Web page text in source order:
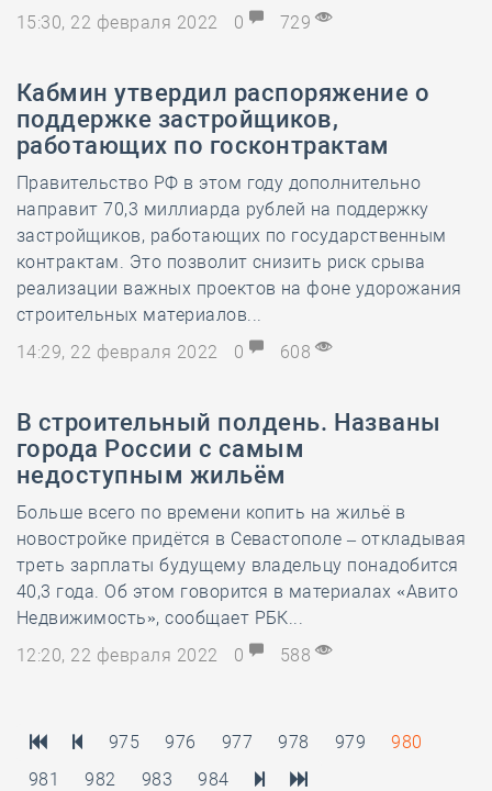
15:30, 22 февраля 2022
0 729
Кабмин утвердил распоряжение о
поддержке застройщиков,
работающих по госконтрактам
Правительство РФ в этом году дополнительно
направит 70,3 миллиарда рублей на поддержку
застройщиков, работающих по государственным
контрактам. Это позволит снизить риск срыва
реализации важных проектов на фоне удорожания
строительных материалов...
14:29, 22 февраля 2022
0 608
В строительный полдень. Названы
города России с самым
недоступным жильём
Больше всего по времени копить на жильё в
новостройке придётся в Севастополе – откладывая
треть зарплаты будущему владельцу понадобится
40,3 года. Об этом говорится в материалах «Авито
Недвижимость», сообщает РБК...
12:20, 22 февраля 2022
0 588
975 976 977 978 979
980
981
982 983 984